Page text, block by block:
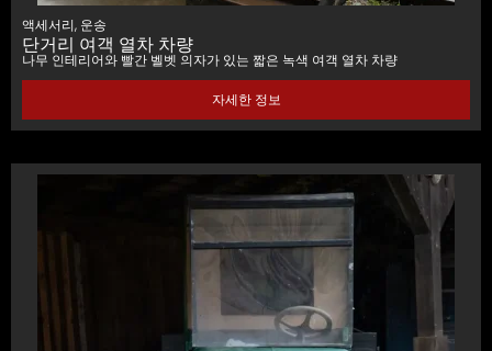
액세서리, 운송
단거리 여객 열차 차량
나무 인테리어와 빨간 벨벳 의자가 있는 짧은 녹색 여객 열차 차량
자세한 정보